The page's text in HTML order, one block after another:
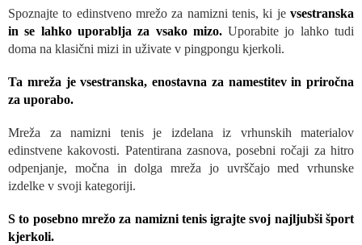
Spoznajte to edinstveno mrežo za namizni tenis, ki je vsestranska
in se lahko uporablja za vsako mizo.Uporabite jo lahko tudi
doma na klasični mizi in uživate v pingpongu kjerkoli.
Ta mreža je vsestranska, enostavna za namestitev in priročna
za uporabo.
Mreža za namizni tenis je izdelana iz vrhunskih materialov
edinstvene kakovosti. Patentirana zasnova, posebni ročaji za hitro
odpenjanje, močna in dolga mreža jo uvrščajo med vrhunske
izdelke v svoji kategoriji.
S to posebno mrežo za namizni tenis igrajte svoj najljubši šport
kjerkoli.